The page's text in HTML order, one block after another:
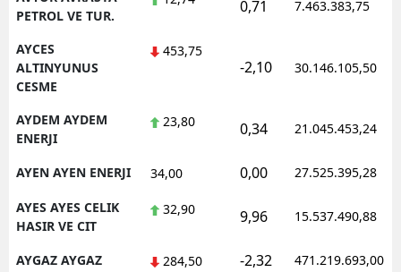
PETROL VE TUR.
0,71 7.463.383,75
AYCES
ALTINYUNUS
CESME
453,75
-2,10 30.146.105,50
AYDEM AYDEM
ENERJI
23,80 0,34 21.045.453,24
AYEN AYEN ENERJI 34,00 0,00 27.525.395,28
AYES AYES CELIK
HASIR VE CIT
32,90 9,96 15.537.490,88
AYGAZ AYGAZ 284,50 -2,32 471.219.693,00